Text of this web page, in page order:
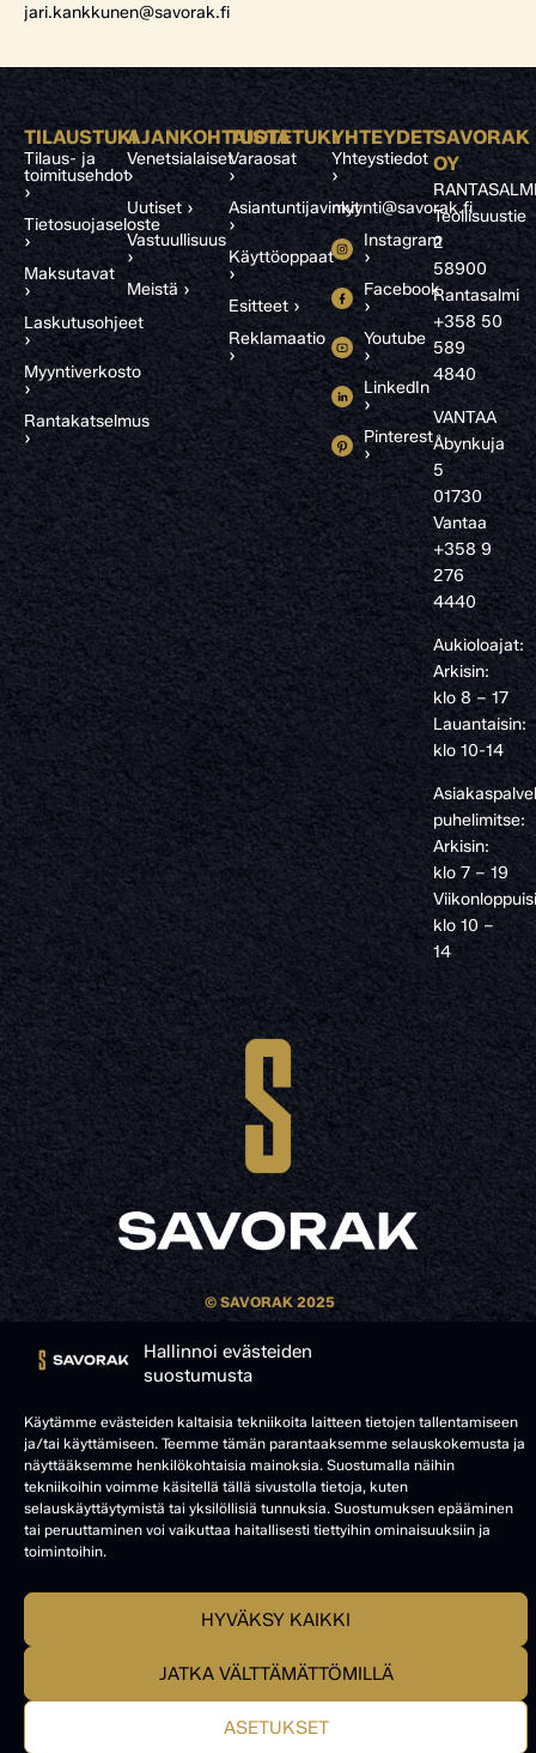
Hallinnoi evästeiden
suostumusta
Käytämme evästeiden kaltaisia tekniikoita laitteen tietojen tallentamiseen
ja/tai käyttämiseen. Teemme tämän parantaaksemme selauskokemusta ja
näyttääksemme henkilökohtaisia mainoksia. Suostumalla näihin
tekniikoihin voimme käsitellä tällä sivustolla tietoja, kuten
selauskäyttäytymistä tai yksilöllisiä tunnuksia. Suostumuksen epääminen
tai peruuttaminen voi vaikuttaa haitallisesti tiettyihin ominaisuuksiin ja
toimintoihin.
HYVÄKSY KAIKKI
JATKA VÄLTTÄMÄTTÖMILLÄ
ASETUKSET
jari.kankkunen@savorak.fi
TILAUSTUKI
Tilaus- ja
toimitusehdot
›
Tietosuojaseloste
›
Maksutavat
›
Laskutusohjeet
›
Myyntiverkosto
›
Rantakatselmus
›
AJANKOHTAISTA
Venetsialaiset
›
Uutiset ›
Vastuullisuus
›
Meistä ›
TUOTETUKI
Varaosat
›
Asiantuntijavinkit
›
Käyttöoppaat
›
Esitteet ›
Reklamaatio
›
YHTEYDET
Yhteystiedot
›
myynti@savorak.fi
Instagram
›
Facebook
›
Youtube
›
LinkedIn
›
Pinterest
›
SAVORAK
OY
Teollisuustie
2
58900
Rantasalmi
+358 50
589
4840
VANTAA
Åbynkuja
5
01730
Vantaa
+358 9
276
4440
Aukioloajat:
Arkisin:
klo 8 – 17
Lauantaisin:
klo 10-14
puhelimitse:
Arkisin:
klo 7 – 19
klo 10 –
14
© SAVORAK 2025